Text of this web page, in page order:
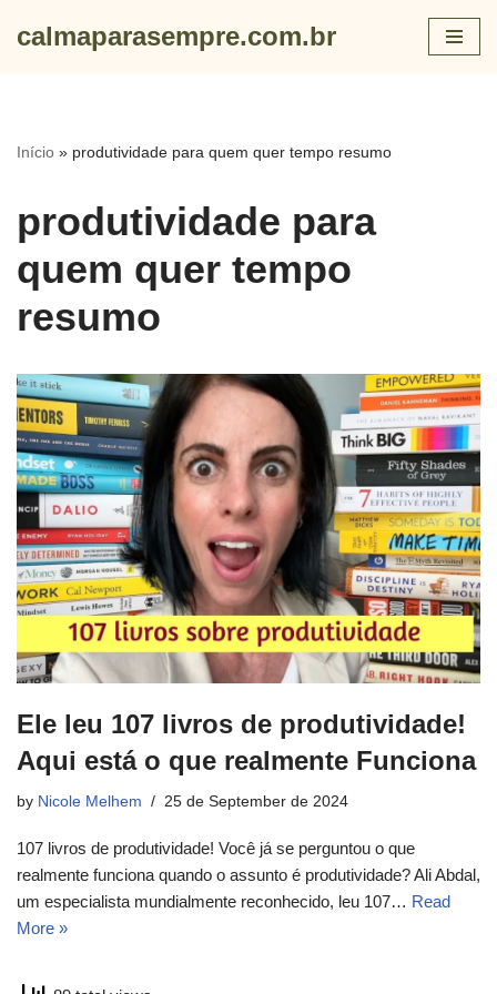
calmaparasempre.com.br
Início » produtividade para quem quer tempo resumo
produtividade para
quem quer tempo
resumo
Ele leu 107 livros de produtividade!
Aqui está o que realmente Funciona
by Nicole Melhem 25 de September de 2024
107 livros de produtividade! Você já se perguntou o que
realmente funciona quando o assunto é produtividade? Ali Abdal,
um especialista mundialmente reconhecido, leu 107… Read
More »